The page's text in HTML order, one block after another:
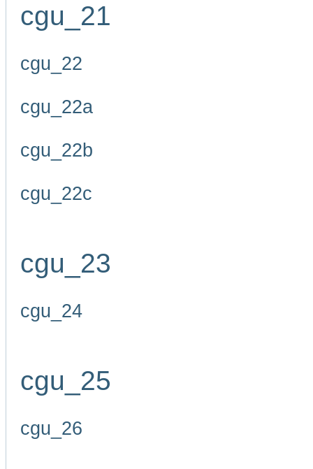
cgu_21
cgu_22
cgu_22a
cgu_22b
cgu_22c
cgu_23
cgu_24
cgu_25
cgu_26